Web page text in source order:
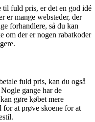
til fuld pris, er det en god idé
er mange websteder, der
forhandlere, så du kan
om der er nogen rabatkoder
fuld pris, kan du også
gange har de
gøre købet mere
at prøve skoene for at